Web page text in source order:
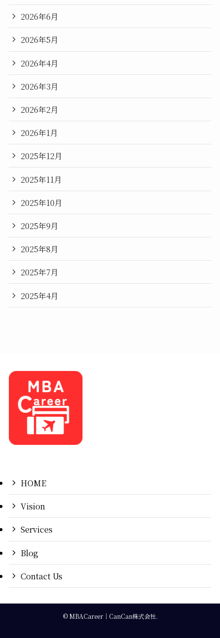
2026年6月
2026年5月
2026年4月
2026年3月
2026年2月
2026年1月
2025年12月
2025年11月
2025年10月
2025年9月
2025年8月
2025年7月
2025年4月
HOME
Vision
Services
Blog
Contact Us
©MBACareer｜CanCan株式会社.